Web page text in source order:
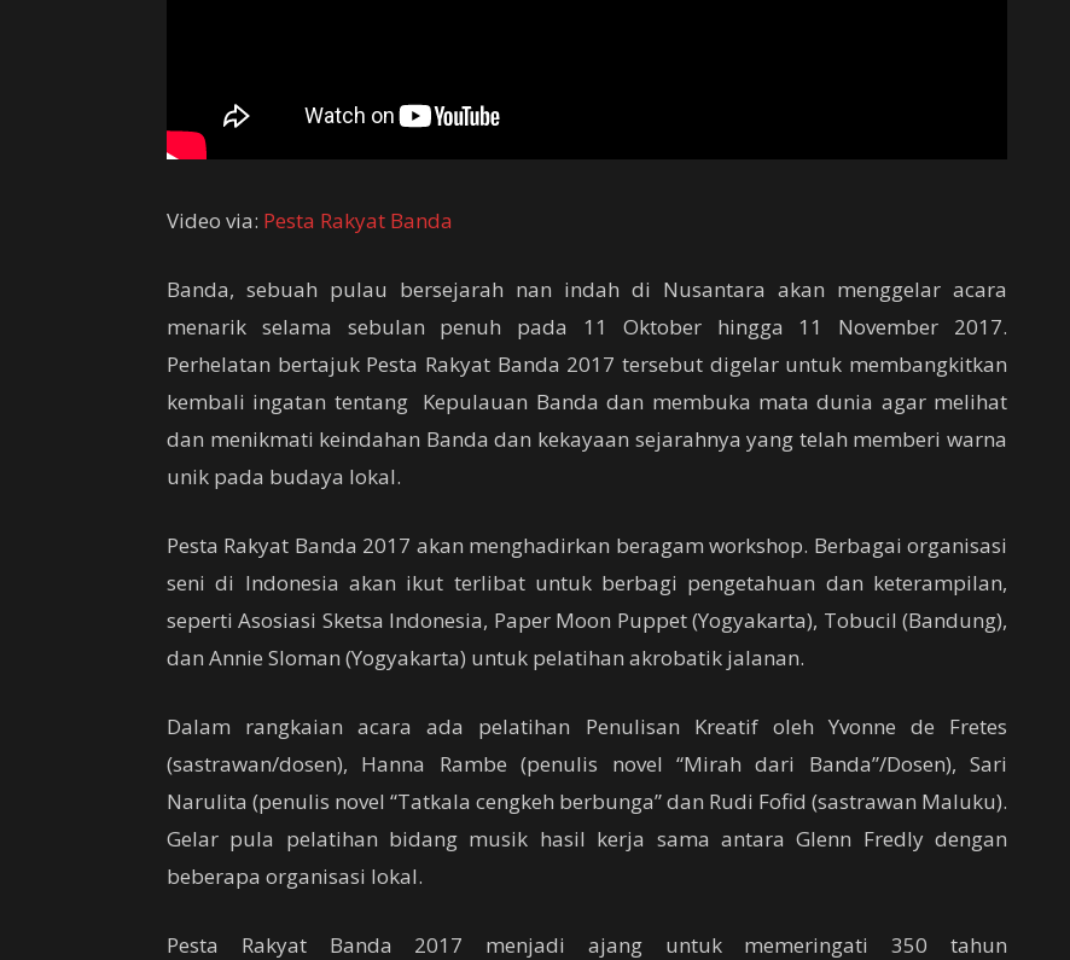
Video via: Pesta Rakyat Banda
Banda, sebuah pulau bersejarah nan indah di Nusantara akan menggelar acara
menarik selama sebulan penuh pada 11 Oktober hingga 11 November 2017.
Perhelatan bertajuk Pesta Rakyat Banda 2017 tersebut digelar untuk membangkitkan
kembali ingatan tentang Kepulauan Banda dan membuka mata dunia agar melihat
dan menikmati keindahan Banda dan kekayaan sejarahnya yang telah memberi warna
unik pada budaya lokal.
Pesta Rakyat Banda 2017 akan menghadirkan beragam workshop. Berbagai organisasi
seni di Indonesia akan ikut terlibat untuk berbagi pengetahuan dan keterampilan,
seperti Asosiasi Sketsa Indonesia, Paper Moon Puppet (Yogyakarta), Tobucil (Bandung),
dan Annie Sloman (Yogyakarta) untuk pelatihan akrobatik jalanan.
Dalam rangkaian acara ada pelatihan Penulisan Kreatif oleh Yvonne de Fretes
(sastrawan/dosen), Hanna Rambe (penulis novel “Mirah dari Banda”/Dosen), Sari
Narulita (penulis novel “Tatkala cengkeh berbunga” dan Rudi Fofid (sastrawan Maluku).
Gelar pula pelatihan bidang musik hasil kerja sama antara Glenn Fredly dengan
beberapa organisasi lokal.
Pesta Rakyat Banda 2017 menjadi ajang untuk memeringati 350 tahun